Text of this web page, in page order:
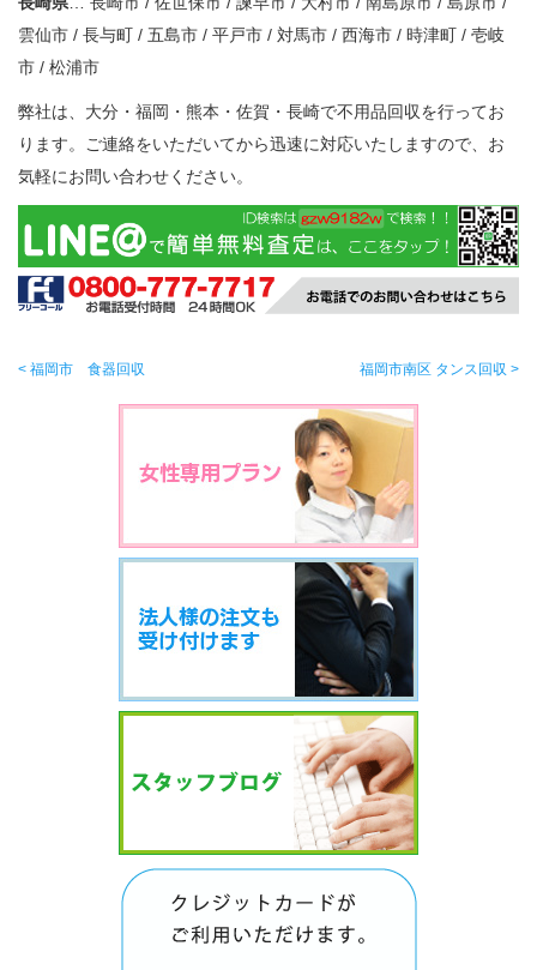
雲仙市 / 長与町 / 五島市 / 平戸市 / 対馬市 / 西海市 / 時津町 / 壱岐
市 / 松浦市
弊社は、大分・福岡・熊本・佐賀・長崎で不用品回収を行ってお
ります。ご連絡をいただいてから迅速に対応いたしますので、お
気軽にお問い合わせください。
< 福岡市 食器回収 福岡市南区 タンス回収 >